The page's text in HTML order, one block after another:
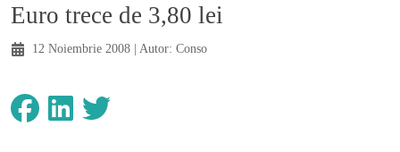
Euro trece de 3,80 lei
12 Noiembrie 2008 | Autor: Conso